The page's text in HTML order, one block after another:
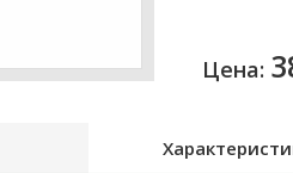
Цена: